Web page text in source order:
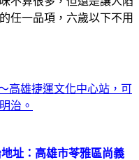
任一品項，六歲以下不用
高雄捷運文化中心站，可
治。
地址：高雄市苓雅區尚義